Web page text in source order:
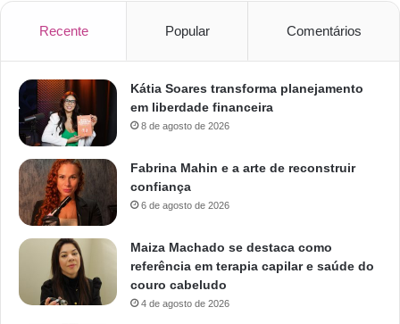
Recente Popular Comentários
Kátia Soares transforma planejamento
em liberdade financeira
8 de agosto de 2026
Fabrina Mahin e a arte de reconstruir
confiança
6 de agosto de 2026
Maiza Machado se destaca como
referência em terapia capilar e saúde do
couro cabeludo
4 de agosto de 2026